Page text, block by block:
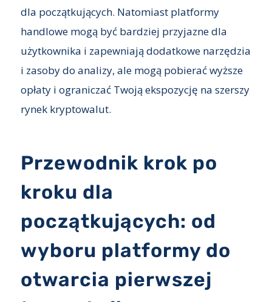
dla początkujących. Natomiast platformy
handlowe mogą być bardziej przyjazne dla
użytkownika i zapewniają dodatkowe narzędzia
i zasoby do analizy, ale mogą pobierać wyższe
opłaty i ograniczać Twoją ekspozycję na szerszy
rynek kryptowalut.
Przewodnik krok po
kroku dla
początkujących: od
wyboru platformy do
otwarcia pierwszej